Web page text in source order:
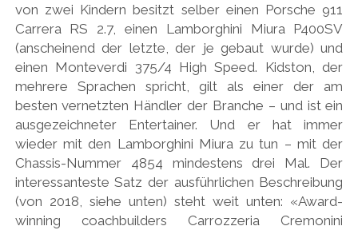
FOOD
FORD
FRANZOSEN
GENERAL MOTORS
HONDA
HYUNDAI/KIA
ITALIA
JAPANER
von zwei Kindern besitzt selber einen Porsche 911
Carrera RS 2.7, einen Lamborghini Miura P400SV
(anscheinend der letzte, der je gebaut wurde) und
einen Monteverdi 375/4 High Speed. Kidston, der
mehrere Sprachen spricht, gilt als einer der am
besten vernetzten Händler der Branche – und ist ein
ausgezeichneter Entertainer. Und er hat immer
wieder mit den Lamborghini Miura zu tun – mit der
Chassis-Nummer 4854 mindestens drei Mal. Der
interessanteste Satz der ausführlichen Beschreibung
(von 2018, siehe unten) steht weit unten: «Award-
winning coachbuilders Carrozzeria Cremonini